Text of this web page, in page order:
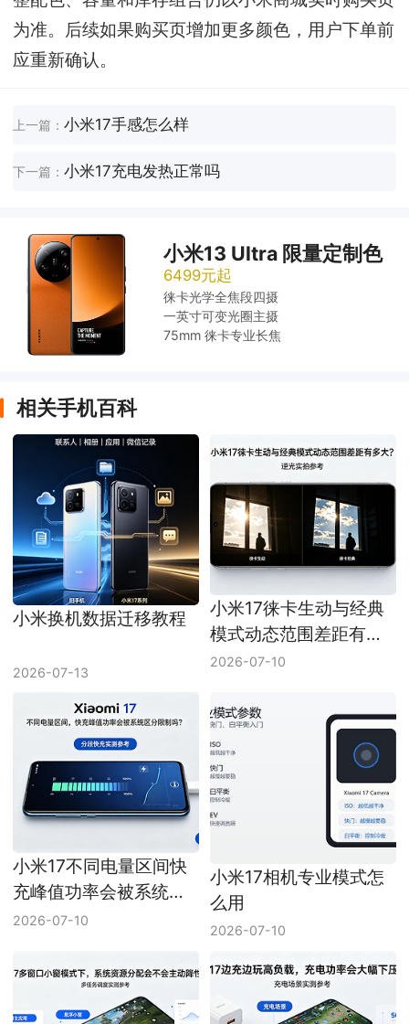
为准。后续如果购买页增加更多颜色，用户下单前
应重新确认。
上一篇：小米17手感怎么样
下一篇：小米17充电发热正常吗
小米13 Ultra 限量定制色
6499元起
徕卡光学全焦段四摄
一英寸可变光圈主摄
75mm 徕卡专业长焦
相关手机百科
小米换机数据迁移教程
2026-07-13
小米17徕卡生动与经典
模式动态范围差距有多
大
2026-07-10
小米17不同电量区间快
充峰值功率会被系统区
分限制吗
2026-07-10
小米17相机专业模式怎
么用
2026-07-10